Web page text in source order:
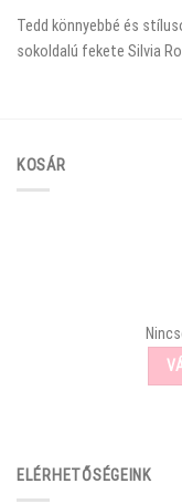
Tedd könnyebbé és
sokoldalú fekete Silvia
KOSÁR
ELÉRHETŐSÉGEINK